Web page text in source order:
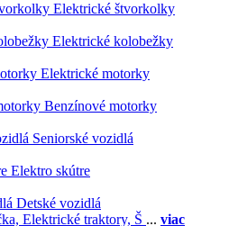
Elektrické štvorkolky
Elektrické kolobežky
Elektrické motorky
Benzínové motorky
Seniorské vozidlá
Elektro skútre
Detské vozidlá
Elektrické traktory, Š ... viac